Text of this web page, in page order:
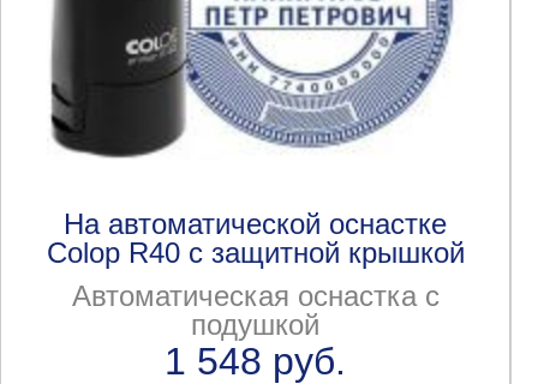
На автоматической оснастке
Colop R40 с защитной крышкой
Автоматическая оснастка с
подушкой
1 548 руб.